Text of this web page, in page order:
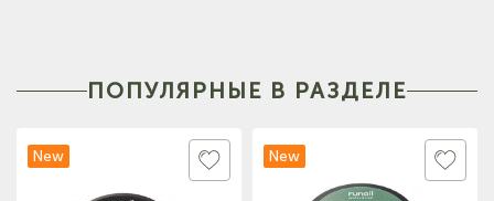
ПОПУЛЯРНЫЕ В РАЗДЕЛЕ
New New